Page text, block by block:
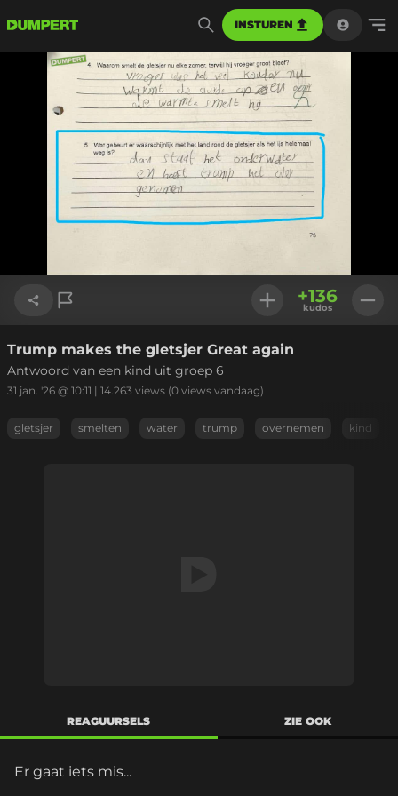
INSTUREN
Link kopiëren
+136
kudos
Trump makes the gletsjer Great again
Antwoord van een kind uit groep 6
31 jan. '26 @ 10:11 | 14.263 views (0 views vandaag)
gletsjer smelten water trump overnemen kind
REAGUURSELS ZIE OOK
Er gaat iets mis...